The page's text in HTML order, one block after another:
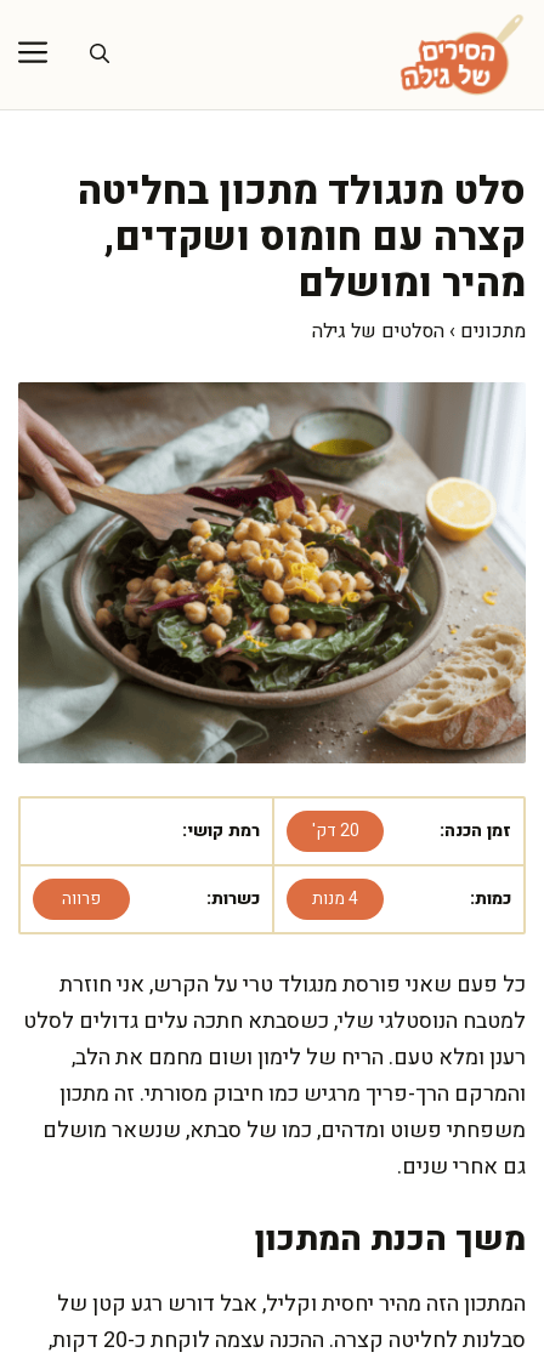
לדלג
לתוכן
סלט מנגולד מתכון בחליטה
קצרה עם חומוס ושקדים,
מהיר ומושלם
מתכונים › הסלטים של גילה
זמן הכנה: 20 דק' רמת קושי:
כמות: 4 מנות כשרות: פרווה
כל פעם שאני פורסת מנגולד טרי על הקרש, אני חוזרת
למטבח הנוסטלגי שלי, כשסבתא חתכה עלים גדולים לסלט
רענן ומלא טעם. הריח של לימון ושום מחמם את הלב,
והמרקם הרך-פריך מרגיש כמו חיבוק מסורתי. זה מתכון
משפחתי פשוט ומדהים, כמו של סבתא, שנשאר מושלם
גם אחרי שנים.
משך הכנת המתכון
המתכון הזה מהיר יחסית וקליל, אבל דורש רגע קטן של
סבלנות לחליטה קצרה. ההכנה עצמה לוקחת כ-20 דקות,